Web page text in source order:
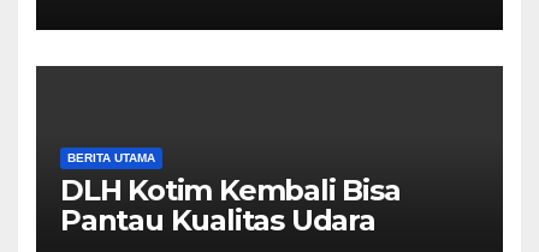
BERITA UTAMA
DLH Kotim Kembali Bisa
Pantau Kualitas Udara